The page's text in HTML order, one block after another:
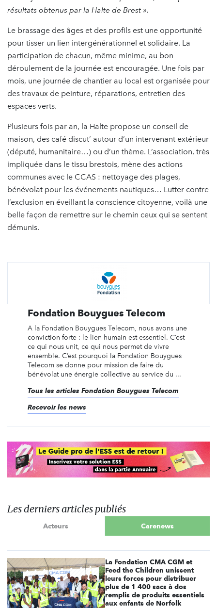
résultats obtenus par la Halte de Brest ».
Le brassage des âges et des profils est une opportunité
pour tisser un lien intergénérationnel et solidaire. La
participation de chacun, même minime, au bon
déroulement de la journée est encouragée. Une fois par
mois, une journée de chantier au local est organisée pour
des travaux de peinture, réparations, entretien des
espaces verts.
Plusieurs fois par an, la Halte propose un conseil de
maison, des café discut’ autour d’un intervenant extérieur
(député, humanitaire…) ou d’un thème. L’association, très
impliquée dans le tissu brestois, mène des actions
communes avec le CCAS : nettoyage des plages,
bénévolat pour les événements nautiques… Lutter contre
l’exclusion en éveillant la conscience citoyenne, voilà une
belle façon de remettre sur le chemin ceux qui se sentent
démunis.
Fondation Bouygues Telecom
A la Fondation Bouygues Telecom, nous avons une
conviction forte : le lien humain est essentiel. C’est
ce qui nous unit, ce qui nous permet de vivre
ensemble. C’est pourquoi la Fondation Bouygues
Telecom se donne pour mission de faire du
bénévolat une énergie collective au service du ...
Tous les articles Fondation Bouygues Telecom
Recevoir les news
Les derniers articles publiés
Acteurs Carenews
La Fondation CMA CGM et
Feed the Children unissent
leurs forces pour distribuer
plus de 1 400 sacs à dos
remplis de produits essentiels
aux enfants de Norfolk